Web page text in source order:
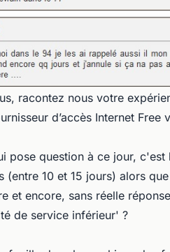
racontez nous votre
d’accès Internet
pose question à ce jour,
(entre 10 et 15 jours) alors
et encore, sans réelle
de service inférieur' ?